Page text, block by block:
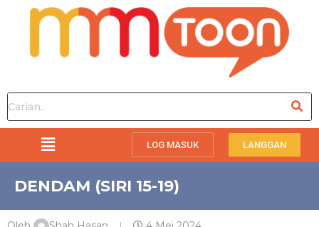
LOG MASUK LANGGAN
DENDAM (SIRI 15-19)